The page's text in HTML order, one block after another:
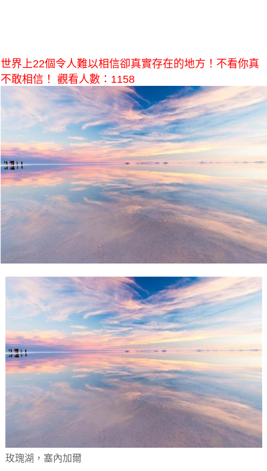
世界上22個令人難以相信卻真實存在的地方！不看你真
不敢相信！ 觀看人數：1158
玫瑰湖，塞內加爾